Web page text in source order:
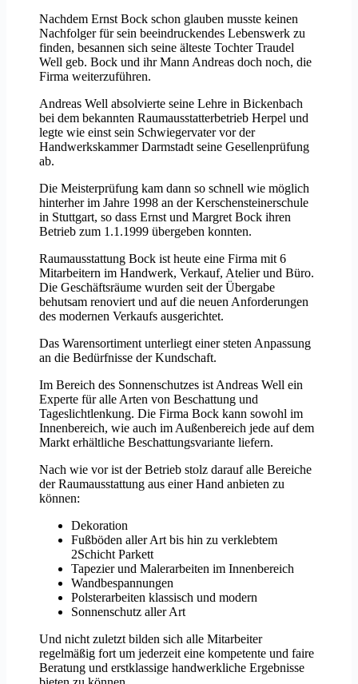
Nachdem Ernst Bock schon glauben musste keinen
Nachfolger für sein beeindruckendes Lebenswerk zu
finden, besannen sich seine älteste Tochter Traudel
Well geb. Bock und ihr Mann Andreas doch noch, die
Firma weiterzuführen.
Andreas Well absolvierte seine Lehre in Bickenbach
bei dem bekannten Raumausstatterbetrieb Herpel und
legte wie einst sein Schwiegervater vor der
Handwerkskammer Darmstadt seine Gesellenprüfung
ab.
Die Meisterprüfung kam dann so schnell wie möglich
hinterher im Jahre 1998 an der Kerschensteinerschule
in Stuttgart, so dass Ernst und Margret Bock ihren
Betrieb zum 1.1.1999 übergeben konnten.
Raumausstattung Bock ist heute eine Firma mit 6
Mitarbeitern im Handwerk, Verkauf, Atelier und Büro.
Die Geschäftsräume wurden seit der Übergabe
behutsam renoviert und auf die neuen Anforderungen
des modernen Verkaufs ausgerichtet.
Das Warensortiment unterliegt einer steten Anpassung
an die Bedürfnisse der Kundschaft.
Im Bereich des Sonnenschutzes ist Andreas Well ein
Experte für alle Arten von Beschattung und
Tageslichtlenkung. Die Firma Bock kann sowohl im
Innenbereich, wie auch im Außenbereich jede auf dem
Markt erhältliche Beschattungsvariante liefern.
Nach wie vor ist der Betrieb stolz darauf alle Bereiche
der Raumausstattung aus einer Hand anbieten zu
können:
Dekoration
Fußböden aller Art bis hin zu verklebtem
2Schicht Parkett
Tapezier und Malerarbeiten im Innenbereich
Wandbespannungen
Polsterarbeiten klassisch und modern
Sonnenschutz aller Art
Und nicht zuletzt bilden sich alle Mitarbeiter
regelmäßig fort um jederzeit eine kompetente und faire
Beratung und erstklassige handwerkliche Ergebnisse